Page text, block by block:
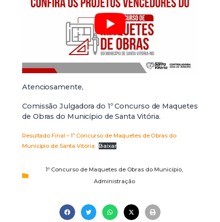
Atenciosamente,
Comissão Julgadora do 1º Concurso de Maquetes
de Obras do Município de Santa Vitória.
Resultado Final – 1º Concurso de Maquetes de Obras do
Município de Santa Vitória
Baixar
1º Concurso de Maquetes de Obras do Município,
Administração